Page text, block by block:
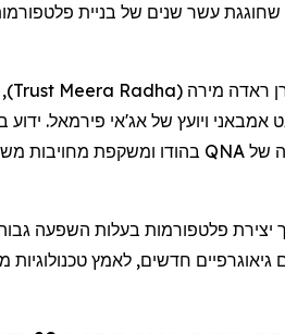
שחוגגת עשר שנים של בניית
ראדה מירה (
Radha
Meera
Trust
)
אמבאני ויועץ של אג'אי פירמאל. ידוע
של QNA בהודו ומשקפת מחויבות
יצירת פלטפורמות בעלות השפעה
גיאוגרפיים חדשים, לאמץ